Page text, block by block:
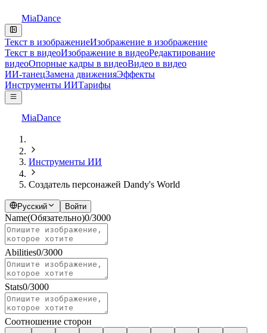
MiaDance
Текст в изображениеИзображение в изображение
Текст в видеоИзображение в видеоРедактирование
видеоОпорные кадры в видеоВидео в видео
ИИ-танецЗамена движенияЭффекты
Инструменты ИИТарифы
MiaDance
Инструменты ИИ
Создатель персонажей Dandy's World
Русский Войти
Name(Обязательно)0/3000
Abilities0/3000
Stats0/3000
Соотношение сторон